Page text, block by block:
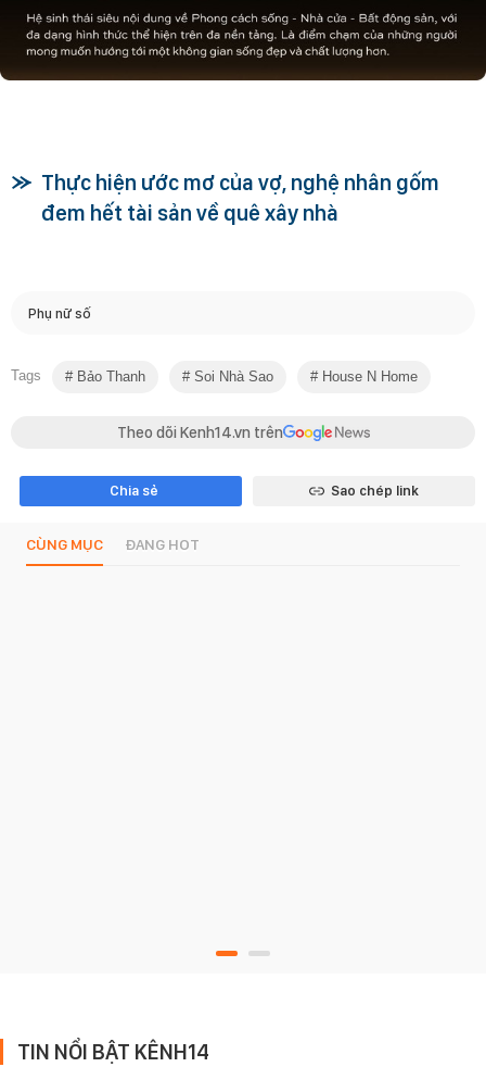
Thực hiện ước mơ của vợ, nghệ nhân gốm
đem hết tài sản về quê xây nhà
Phụ nữ số
Tags Bảo Thanh Soi Nhà Sao House N Home
Theo dõi Kenh14.vn trên
Chia sẻ Sao chép link
CÙNG MỤC ĐANG HOT
TIN NỔI BẬT KÊNH14